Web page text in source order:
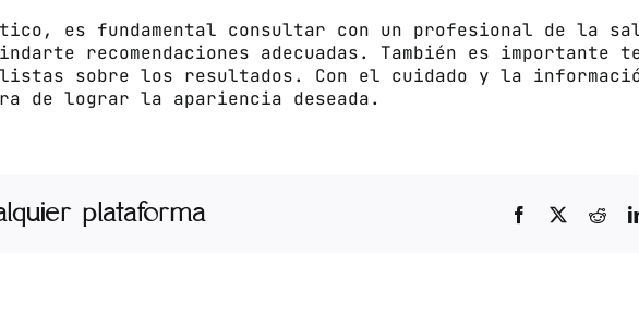
es fundamental consultar con un profesional de la
recomendaciones adecuadas. También es importante
sobre los resultados. Con el cuidado y la
de lograr la apariencia deseada.
plataforma Facebook